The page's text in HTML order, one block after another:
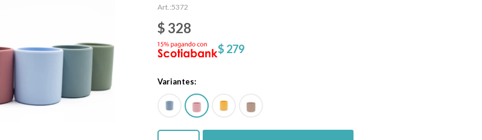
5372
$ 328
$ 279
Variantes: